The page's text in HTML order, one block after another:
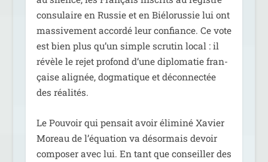
consu­laire en Russie et en Biélorussie lui ont
mas­si­ve­ment accor­dé leur confiance. Ce vote
est bien plus qu’un simple scru­tin local : il
révèle le rejet pro­fond d’une diplo­ma­tie fran­
çaise ali­gnée, dog­ma­tique et décon­nec­tée
des réalités.
Le Pouvoir qui pen­sait avoir éli­mi­né Xavier
Moreau de l’équation va désor­mais devoir
com­po­ser avec lui. En tant que conseiller des